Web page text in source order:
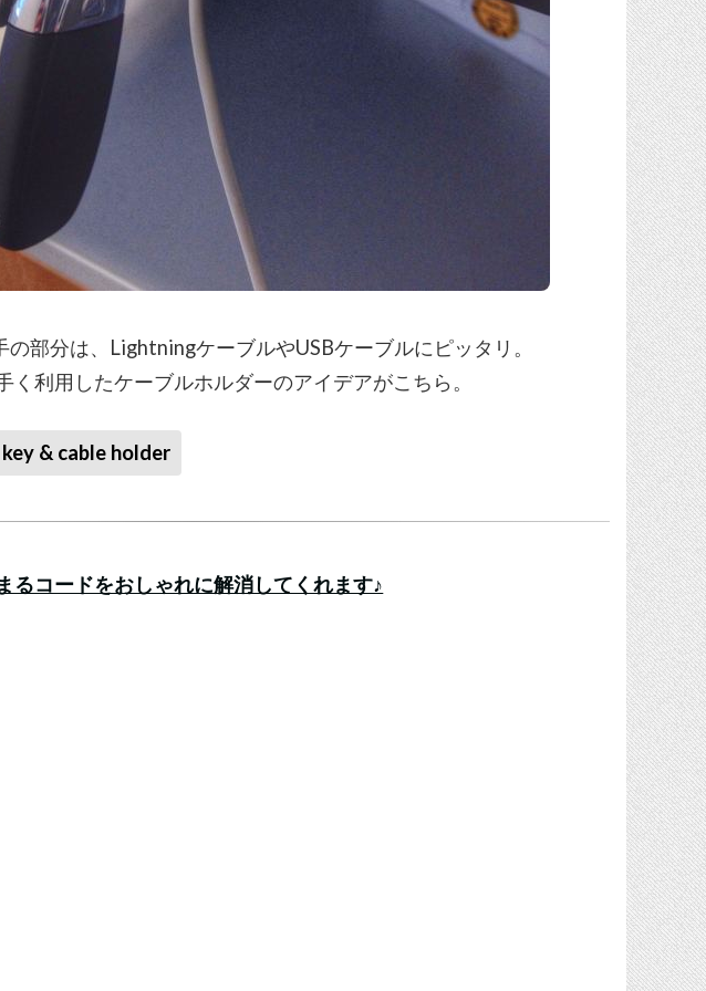
部分は、LightningケーブルやUSBケーブルにピッタリ。
く利用したケーブルホルダーのアイデアがこちら。
& cable holder
るコードをおしゃれに解消してくれます♪